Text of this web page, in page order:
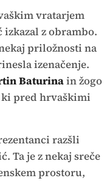
vratarjem
z obrambo.
priložnosti na
izenačenje.
Baturinain žogo
ki pred hrvaškimi
razšli
Ta je z nekaj sreče
prostoru,